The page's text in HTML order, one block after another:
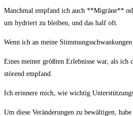
Manchmal empfand ich auch **Migräne**
um hydriert zu bleiben, und das​ half oft.
Wenn ich an ​meine
Eines meiner größten ‍Erlebnisse war, als
störend ‍empfand.
Ich erinnere‍ mich, wie wichtig
Um diese‍ Veränderungen⁤ zu bewältigen,​